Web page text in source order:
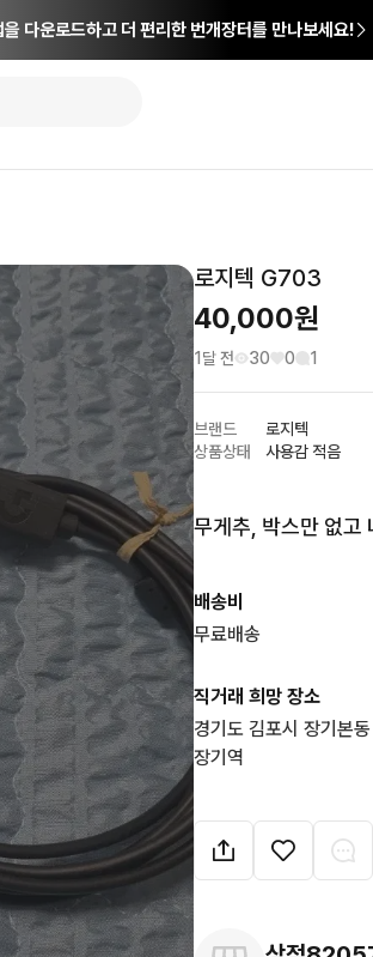
을 다운로드하고 더 편리한 번개장터를 만나보세요!
로지텍 G703
40,000원
1달 전 30 0 1
브랜드
로지텍
상품상태
사용감 적음
무게추, 박스만 없고
배송비
무료배송
직거래 희망 장소
경기도 김포시 장기본동
장기역